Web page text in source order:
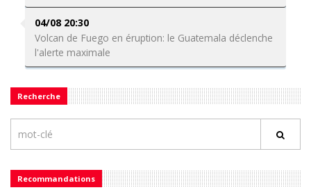
04/08 20:30
Volcan de Fuego en éruption: le Guatemala déclenche
l'alerte maximale
Recherche
Recommandations